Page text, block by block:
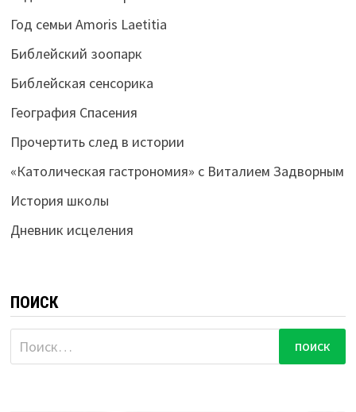
Год семьи Amoris Laetitia
Библейский зоопарк
Библейская сенсорика
География Спасения
Прочертить след в истории
«Католическая гастрономия» с Виталием Задворным
История школы
Дневник исцеления
ПОИСК
Найти: